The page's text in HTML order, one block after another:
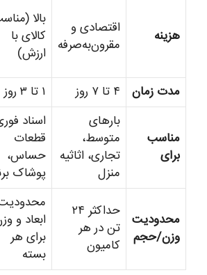
هزینه
اقتصادی و
مقرون‌به‌صرفه
بالا
کالای با
ارزش)
مدت زمان
۴ تا ۷ روز ۱ تا ۳ روز
مناسب
برای
بارهای
متوسط،
تجاری، اثاثیه
منزل
اسناد
قطعات
حساس،
پوشاک
محدودیت
وزن/حجم
حداکثر ۲۴
تن در هر
کامیون
ابعاد و
برای هر
بسته